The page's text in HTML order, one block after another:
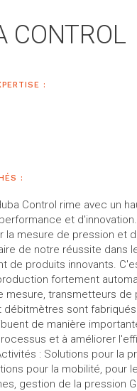
CONTROL
:
:
Control rime avec un
et
la mesure de pression et
de notre réussite dans
de produits innovants.
fortement
mesure, transmetteurs de
sont
de manière
et à améliorer
: Solutions pour la
pour la mobilité, pour
gestion de la pression